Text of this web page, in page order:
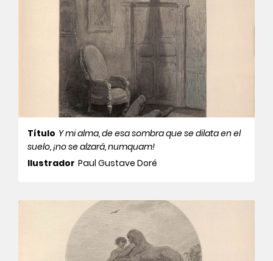
Título Y mi alma, de esa sombra que se dilata en el
suelo, ¡no se alzará, numquam!
Ilustrador Paul Gustave Doré